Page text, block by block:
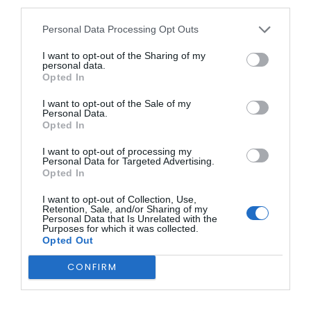
Personal Data Processing Opt Outs
I want to opt-out of the Sharing of my
personal data.
Opted In
I want to opt-out of the Sale of my
Personal Data.
Opted In
I want to opt-out of processing my
Personal Data for Targeted Advertising.
Opted In
I want to opt-out of Collection, Use,
Retention, Sale, and/or Sharing of my
Personal Data that Is Unrelated with the
Purposes for which it was collected.
Opted Out
CONFIRM
Reflexão na Saúde Baseada em Valor”.
Posteriormente, a 12 de setembro, João Pedro Marques
primeira edição do “Summit Einstein Value-Based Health
Care: Explorando o Futuro da Saúde”. A cimeira é
promovida pelo Hospital Israelita Albert Einstein, uma
melhor hospital do mundo em 2025 e o principal da
América Latina.
Estes convites representam um significativo
reconhecimento internacional do trabalho do Professor
João Pedro Marques Gomes na área da gestão em saúde e
projetam a ULS da Cova da Beira como uma instituição de